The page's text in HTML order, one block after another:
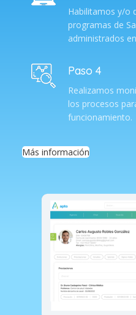
Habilitamos y/o
programas de
administrados
Paso 4
Realizamos
los procesos
funcionamiento.
Más información